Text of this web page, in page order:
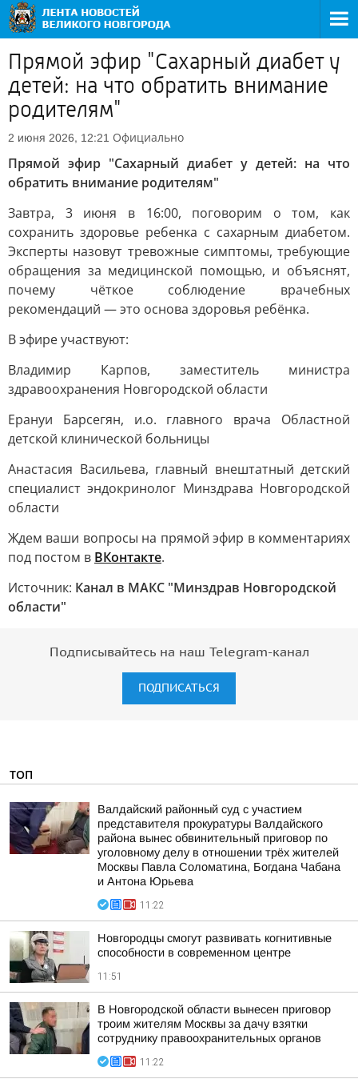
Прямой эфир "Сахарный диабет у
детей: на что обратить внимание
родителям"
2 июня 2026, 12:21 Официально
Прямой эфир "Сахарный диабет у детей: на что
обратить внимание родителям"
Завтра, 3 июня в 16:00, поговорим о том, как
сохранить здоровье ребенка с сахарным диабетом.
Эксперты назовут тревожные симптомы, требующие
обращения за медицинской помощью, и объяснят,
почему чёткое соблюдение врачебных
рекомендаций — это основа здоровья ребёнка.
В эфире участвуют:
Владимир Карпов, заместитель министра
здравоохранения Новгородской области
Ерануи Барсегян, и.о. главного врача Областной
детской клинической больницы
Анастасия Васильева, главный внештатный детский
специалист эндокринолог Минздрава Новгородской
области
Ждем ваши вопросы на прямой эфир в комментариях
под постом в ВКонтакте.
Источник: Канал в МАКС "Минздрав Новгородской
области"
Подписывайтесь на наш Telegram-канал
ПОДПИСАТЬСЯ
ТОП
Валдайский районный суд с участием
представителя прокуратуры Валдайского
района вынес обвинительный приговор по
уголовному делу в отношении трёх жителей
Москвы Павла Соломатина, Богдана Чабана
и Антона Юрьева
11:22
Новгородцы смогут развивать когнитивные
способности в современном центре
11:51
В Новгородской области вынесен приговор
троим жителям Москвы за дачу взятки
сотруднику правоохранительных органов
11:22